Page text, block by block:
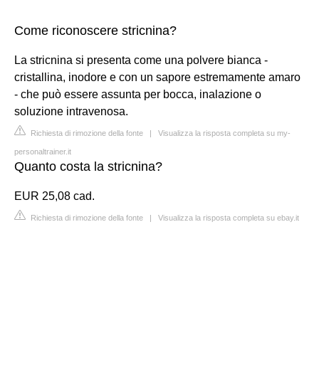
Come riconoscere stricnina?
La stricnina si presenta come una polvere bianca -
cristallina, inodore e con un sapore estremamente amaro
- che può essere assunta per bocca, inalazione o
soluzione intravenosa.
Richiesta di rimozione della fonte | Visualizza la risposta completa su my-
personaltrainer.it
Quanto costa la stricnina?
EUR 25,08 cad.
Richiesta di rimozione della fonte | Visualizza la risposta completa su ebay.it